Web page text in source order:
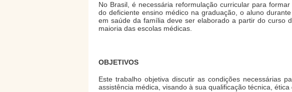
No Brasil, é necessária reformulação curricular para
do deficiente ensino médico na graduação, o aluno
em saúde da família deve ser elaborado a partir do curso
maioria das escolas médicas.
OBJETIVOS
Este trabalho objetiva discutir as condições necessárias
assistência médica, visando à sua qualificação técnica,